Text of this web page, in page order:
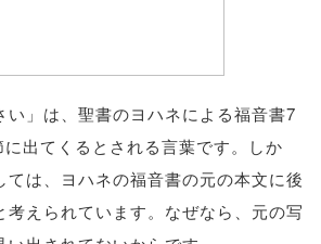
い」は、聖書のヨハネによる福音書7
出てくるとされる言葉です。しか
ては、ヨハネの福音書の元の本文に後
考えられています。なぜなら、元の写